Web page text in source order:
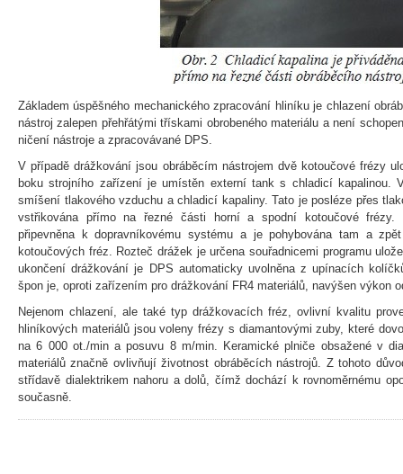
Základem úspěšného mechanického zpracování hliníku je chlazení
nástroj zalepen přehřátými třískami obrobeného materiálu a není
ničení nástroje a zpracovávané DPS.
V případě drážkování jsou obráběcím nástrojem dvě kotoučové frézy
boku strojního zařízení je umístěn externí tank s chladicí kapalinou.
smíšení tlakového vzduchu a chladicí kapaliny. Tato je posléze přes
vstřikována přímo na řezné části horní a spodní kotoučové
připevněna k dopravníkovému systému a je pohybována tam a
kotoučových fréz. Rozteč drážek je určena souřadnicemi programu
ukončení drážkování je DPS automaticky uvolněna z upínacích
špon je, oproti zařízením pro drážkování FR4 materiálů, navýšen výkon
Nejenom chlazení, ale také typ drážkovacích fréz, ovlivní kvalitu
hliníkových materiálů jsou voleny frézy s diamantovými zuby, které
na 6 000 ot./min a posuvu 8 m/min. Keramické plniče obsažené v
materiálů značně ovlivňují životnost obráběcích nástrojů. Z tohoto
střídavě dialektrikem nahoru a dolů, čímž dochází k rovnoměrnému
současně.